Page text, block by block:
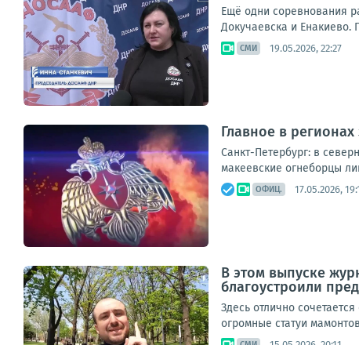
Ещё одни соревнования
Докучаевска и Енакиево.
СМИ 19.05.2026, 22:27
Главное в
Санкт-Петербург: в
макеевские огнеборцы
ОФИЦ. 17.05.2026,
В этом выпуске
благоустроили
Здесь отлично
огромные статуи